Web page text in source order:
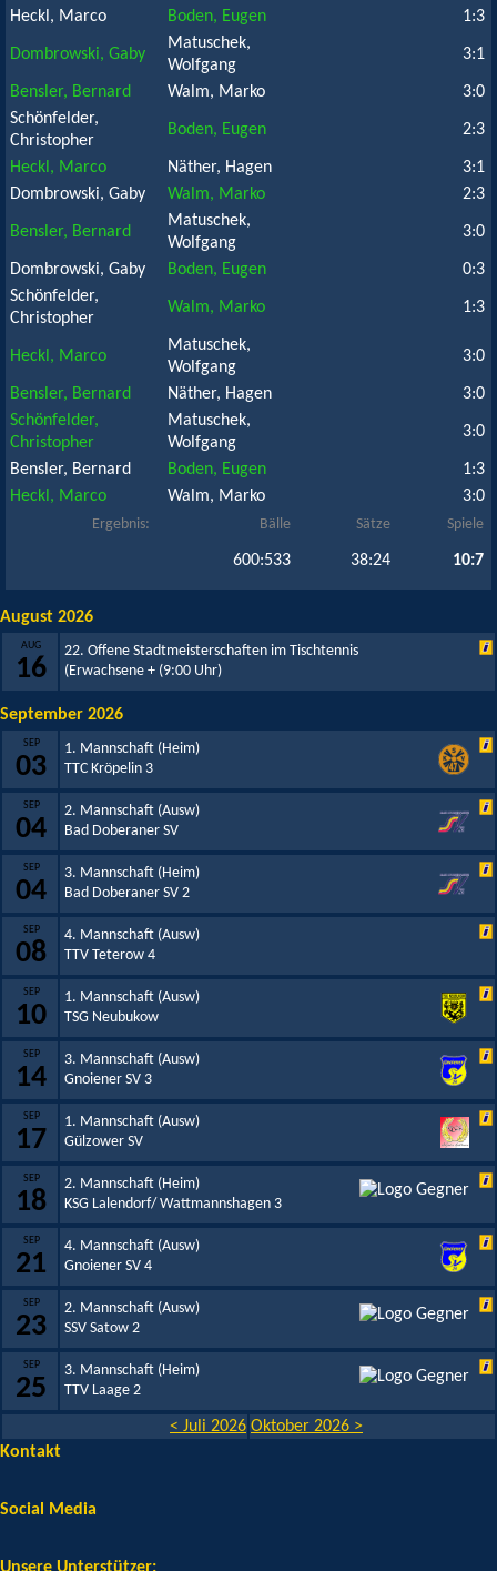
Heckl, Marco Boden, Eugen 1:3
Dombrowski, Gaby
Matuschek,
Wolfgang
3:1
Bensler, Bernard Walm, Marko
3:0
Schönfelder,
Christopher
Boden, Eugen 2:3
Heckl, Marco Näther, Hagen
3:1
Dombrowski, Gaby
Walm, Marko 2:3
Bensler, Bernard
Matuschek,
Wolfgang
3:0
Dombrowski, Gaby Boden, Eugen
0:3
Schönfelder,
Christopher
Walm, Marko 1:3
Heckl, Marco
Matuschek,
Wolfgang
3:0
Bensler, Bernard Näther, Hagen
3:0
Schönfelder,
Christopher
Matuschek,
Wolfgang
3:0
Bensler, Bernard Boden, Eugen
1:3
Heckl, Marco
Walm, Marko 3:0
Ergebnis: Bälle Sätze Spiele
600:533 38:24 10:7
August 2026
AUG
16
22. Offene Stadtmeisterschaften im Tischtennis
(Erwachsene + (9:00 Uhr)
September 2026
SEP
03
1. Mannschaft (Heim)
TTC Kröpelin 3
SEP
04
2. Mannschaft (Ausw)
Bad Doberaner SV
SEP
04
3. Mannschaft (Heim)
Bad Doberaner SV 2
SEP
08
4. Mannschaft (Ausw)
TTV Teterow 4
SEP
10
1. Mannschaft (Ausw)
TSG Neubukow
SEP
14
3. Mannschaft (Ausw)
Gnoiener SV 3
SEP
17
1. Mannschaft (Ausw)
Gülzower SV
SEP
18
2. Mannschaft (Heim)
KSG Lalendorf/ Wattmannshagen 3
SEP
21
4. Mannschaft (Ausw)
Gnoiener SV 4
SEP
23
2. Mannschaft (Ausw)
SSV Satow 2
SEP
25
3. Mannschaft (Heim)
TTV Laage 2
< Juli 2026 Oktober 2026 >
Kontakt
Social Media